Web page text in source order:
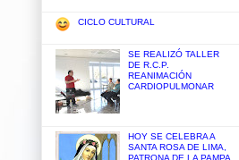
CICLO CULTURAL
SE REALIZÓ TALLER
DE R.C.P.
REANIMACIÓN
CARDIOPULMONAR
HOY SE CELEBRA A
SANTA ROSA DE LIMA,
PATRONA DE LA PAMPA